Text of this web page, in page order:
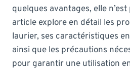
quelques avantages, elle
article explore en détail les
laurier, ses caractéristiques
ainsi que les précautions
pour garantir une utilisation